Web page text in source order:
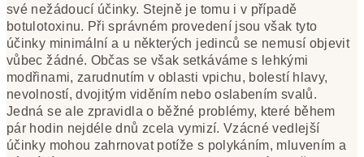
své nežádoucí účinky. Stejně je tomu i v případě
botulotoxinu. Při správném provedení jsou však tyto
účinky minimální a u některých jedinců se nemusí objevit
vůbec žádné. Občas se však setkáváme s lehkými
modřinami, zarudnutím v oblasti vpichu, bolestí hlavy,
nevolností, dvojitým viděním nebo oslabením svalů.
Jedná se ale zpravidla o běžné problémy, které během
pár hodin nejdéle dnů zcela vymizí. Vzácné vedlejší
účinky mohou zahrnovat potíže s polykáním, mluvením a